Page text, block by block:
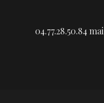
04.77.28.50.84